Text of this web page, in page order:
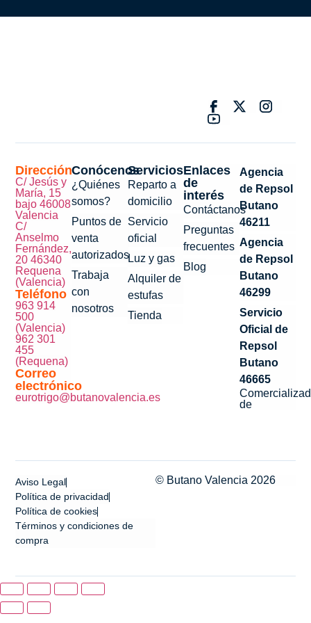
Dirección
C/ Jesús y
María, 15
bajo 46008
Valencia
C/
Anselmo
Fernández,
20 46340
Requena
(Valencia)
Teléfono
963 914
500
(Valencia)
962 301
455
(Requena)
Correo
electrónico
eurotrigo@butanovalencia.es
Conócenos
¿Quiénes
somos?
Puntos de
venta
autorizados
Trabaja
con
nosotros
Servicios
Reparto a
domicilio
Servicio
oficial
Luz y gas
Alquiler de
estufas
Tienda
Enlaces
de
interés
Contáctanos
Preguntas
frecuentes
Blog
Agencia
de Repsol
Butano
46211
Agencia
de Repsol
Butano
46299
Servicio
Oficial de
Repsol
Butano
46665
de
Aviso Legal
Política de privacidad
Política de cookies
Términos y condiciones de
compra
© Butano Valencia 2026